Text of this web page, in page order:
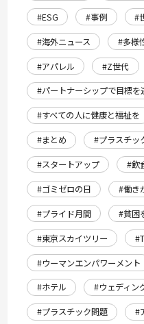
#ESG #事例
#
#海外ニュース
#多様
#アパレル
#Z世代
#パートナーシップで目標を
#すべての人に健康と福祉を
#まとめ
#プラスチッ
#スタートアップ
#飲
#ゴミゼロの日
#働き
#プライド月間
#貧困
#東京スカイツリー
#ウーマンエンパワーメント
#ホテル
#ウェディン
#プラスチック問題
#